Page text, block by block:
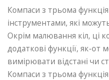
Компаси з трьома
інструментами, які
Окрім малювання кіл, ці
додаткові функції, як-от
вимірювати відстані чи
Компаси з трьома